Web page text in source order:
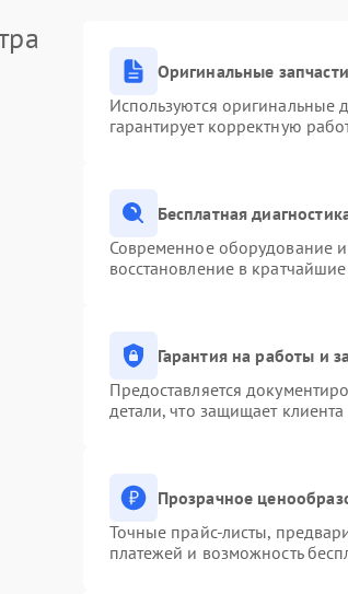
Оригинальные
Используются оригинальные
гарантирует корректную
Бесплатная
Современное оборудование и
восстановление в
Гарантия на работы и
Предоставляется
детали, что защищает
Прозрачное
Точные прайс-листы,
платежей и возможность